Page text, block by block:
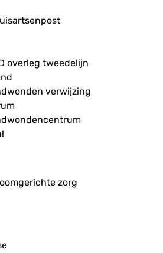
overleg tweedelijn
verwijzing
zorg